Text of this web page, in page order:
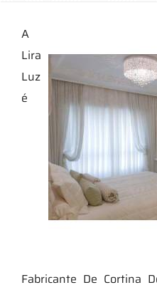
A
Lira
Luz
é
Fabricante De Cortina